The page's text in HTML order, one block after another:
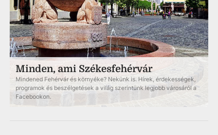
Minden, ami Székesfehérvár
Mindened Fehérvár és környéke? Nekünk is. Hírek, érdekességek,
programok és beszélgetések a világ szerintünk legjobb városáról a
Facebookon.